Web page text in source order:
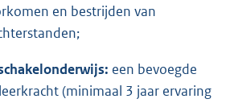
en bestrijden van
een bevoegde
(minimaal 3 jaar ervaring